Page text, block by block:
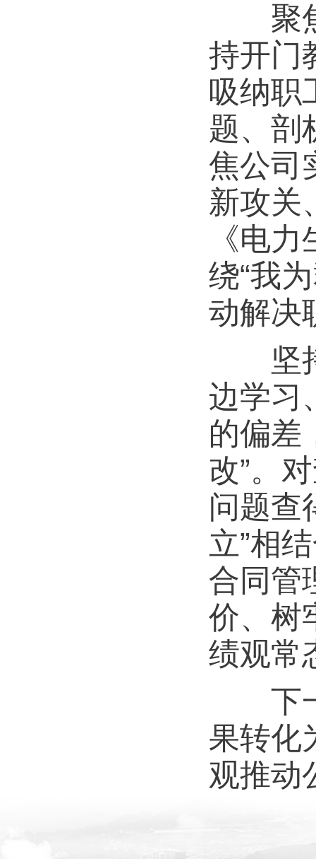
聚焦
持开门
吸纳职
题、剖
焦公司
新攻关
《电
绕“我
动解决
坚持
边学习
的偏差
改”。
问题查
立”相
合同管
价、树
绩观常
下一
果转化
观推动